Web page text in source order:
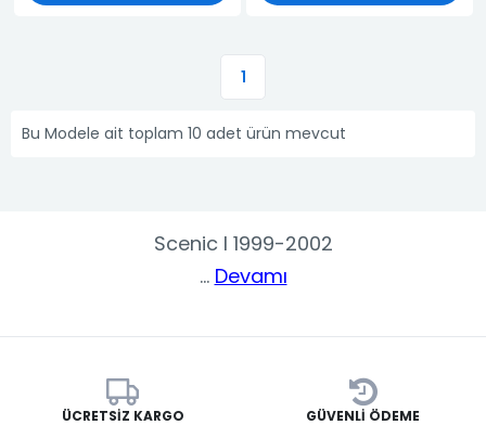
1
Bu Modele ait toplam 10 adet ürün mevcut
Scenic I 1999-2002
... Devamı
ÜCRETSIZ KARGO GÜVENLI ÖDEME